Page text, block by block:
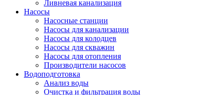
Ливневая канализация
Насосы
Насосные станции
Насосы для канализации
Насосы для колодцев
Насосы для скважин
Насосы для отопления
Производители насосов
Водоподготовка
Анализ воды
Очистка и фильтрация воды